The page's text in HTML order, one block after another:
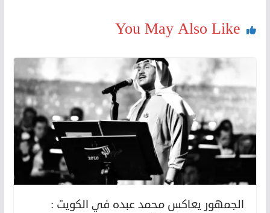
You May Also Like
الجمهور يعاكس محمد عبده في الكويت :